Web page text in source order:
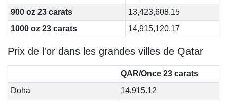
900 oz 23 carats
13,423,608.15
1000 oz 23 carats
14,915,120.17
Prix de l'or dans les grandes villes de Qatar
QAR/Once 23 carats
Doha
14,915.12